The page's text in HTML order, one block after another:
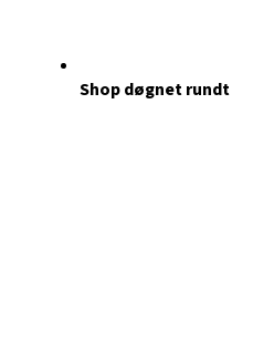
Shop døgnet rundt